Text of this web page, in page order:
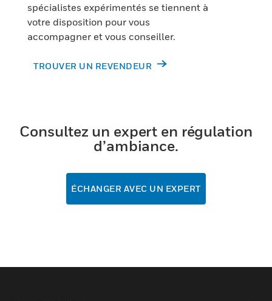
spécialistes expérimentés se tiennent à
votre disposition pour vous
accompagner et vous conseiller.
TROUVER UN REVENDEUR
Consultez un expert en régulation
d’ambiance.
ÉCHANGER AVEC UN EXPERT